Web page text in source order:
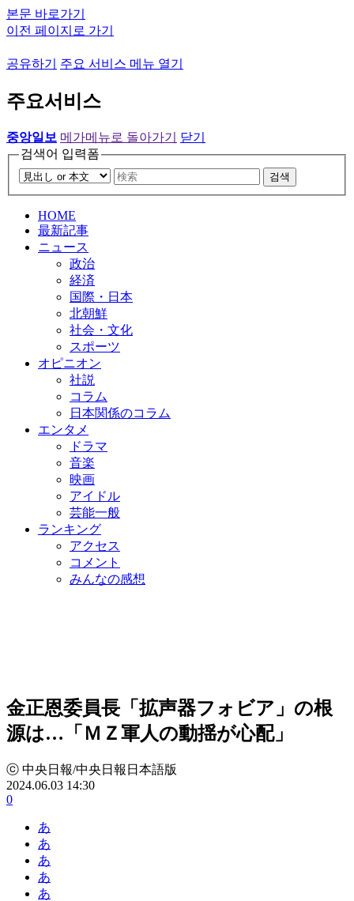
본문 바로가기
이전 페이지로 가기
공유하기 주요 서비스 메뉴 열기
주요서비스
중앙일보 메가메뉴로 돌아가기
닫기
검색어 입력폼
검색
HOME
最新記事
ニュース
政治
経済
国際・日本
北朝鮮
社会・文化
スポーツ
オピニオン
社説
コラム
日本関係のコラム
エンタメ
ドラマ
音楽
映画
アイドル
芸能一般
ランキング
アクセス
コメント
みんなの感想
金正恩委員長「拡声器フォビア」の根
源は…「ＭＺ軍人の動揺が心配」
ⓒ 中央日報/中央日報日本語版
2024.06.03 14:30
0
あ
あ
あ
あ
あ